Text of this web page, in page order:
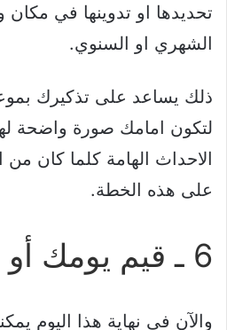
تحديدها او تدوينها في مكان
الشهري او السنوي.
ذلك يساعد على تذكيرك
لتكون امامك صورة واضحة
الاحداث الهامة كلما كان من
على هذه الخطة.
6 ـ قيم يومك أو الأسبوع
والآن في نهاية هذا اليوم